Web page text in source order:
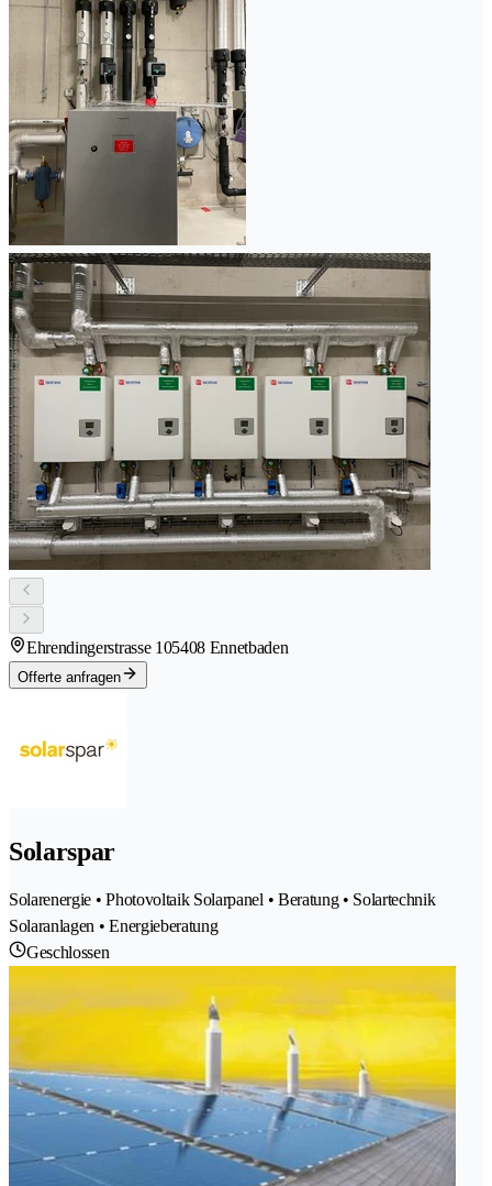
Ehrendingerstrasse 105408 Ennetbaden
Offerte anfragen
Solarspar
Solarenergie • Photovoltaik Solarpanel • Beratung • Solartechnik
Solaranlagen • Energieberatung
Geschlossen